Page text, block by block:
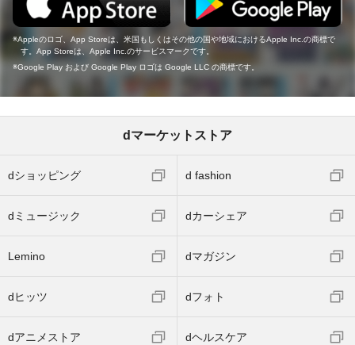
Appleのロゴ、App Storeは、米国もしくはその他の国や地域におけるApple Inc.の商標で
す。App Storeは、Apple Inc.のサービスマークです。
Google Play および Google Play ロゴは Google LLC の商標です。
dマーケットストア
dショッピング d fashion
dミュージック dカーシェア
Lemino dマガジン
dヒッツ dフォト
dアニメストア dヘルスケア